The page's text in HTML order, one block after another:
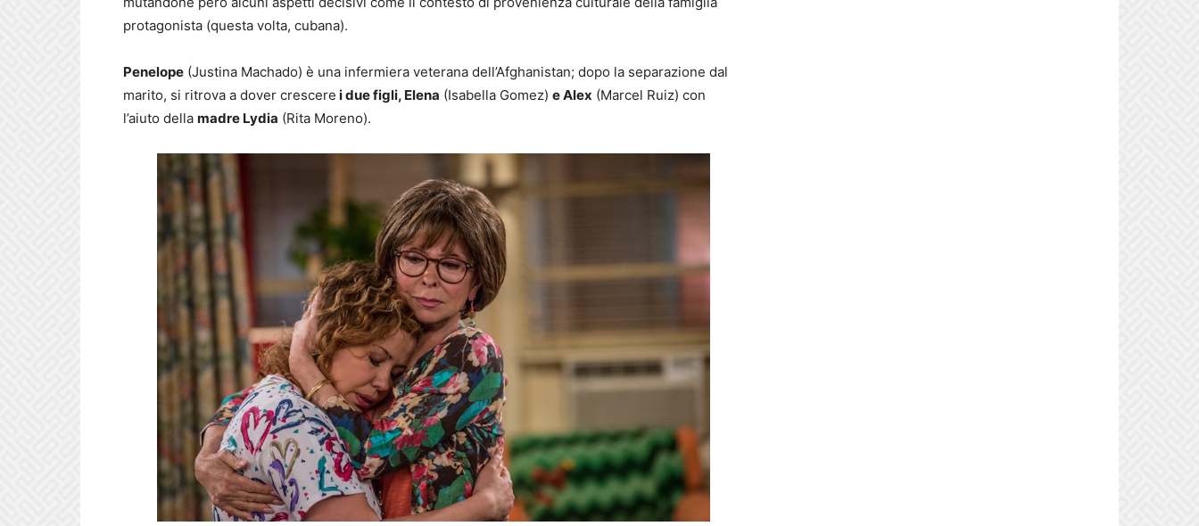
protagonista (questa volta, cubana).
Penelope (Justina Machado) è una infermiera veterana dell’Afghanistan; dopo la separazione dal
marito, si ritrova a dover crescere i due figli, Elena (Isabella Gomez) e Alex (Marcel Ruiz) con
l’aiuto della madre Lydia (Rita Moreno).